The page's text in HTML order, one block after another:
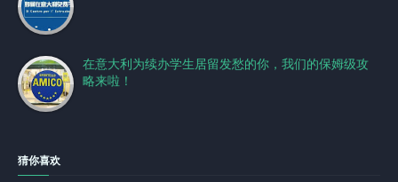
在意大利为续办学生居留发愁的你，我们的保姆级攻
略来啦！
猜你喜欢